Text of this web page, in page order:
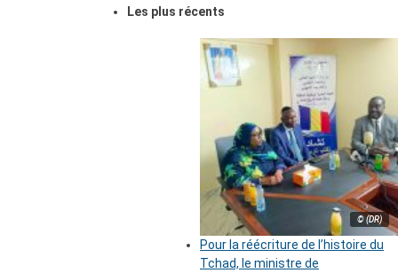
Les plus récents
© (DR)
Pour la réécriture de l’histoire du
Tchad, le ministre de